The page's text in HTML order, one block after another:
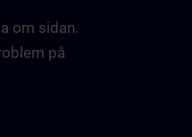
om sidan.
på